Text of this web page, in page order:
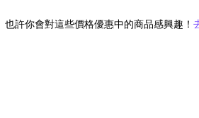
也許你會對這些價格優惠中的商品感興趣！